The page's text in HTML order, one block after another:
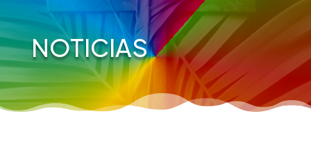
NOTICIAS